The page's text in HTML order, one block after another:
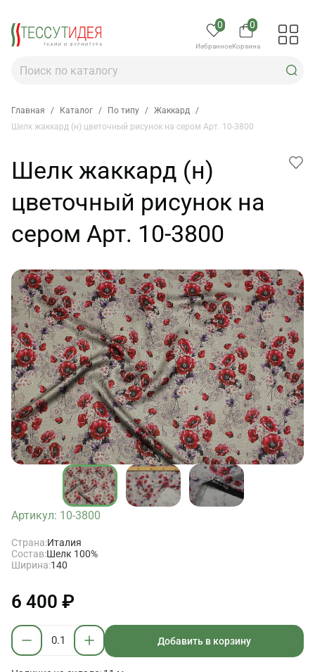
0
Избранное
0
Корзина
Главная / Каталог / По типу / Жаккард /
Шелк жаккард (н) цветочный рисунок на сером Арт. 10-3800
Шелк жаккард (н)
цветочный рисунок на
сером Арт. 10-3800
Артикул: 10-3800
Страна:Италия
Состав:Шелк 100%
Ширина:140
6 400 ₽
Добавить в корзину